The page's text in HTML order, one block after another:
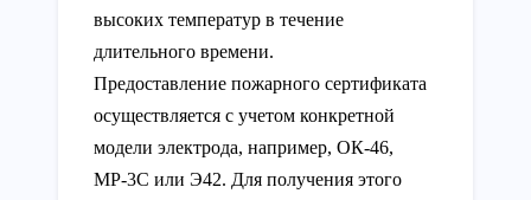
высоких температур в течение
длительного времени.
Предоставление пожарного сертификата
осуществляется с учетом конкретной
модели электрода, например, ОК-46,
МР-3С или Э42. Для получения этого